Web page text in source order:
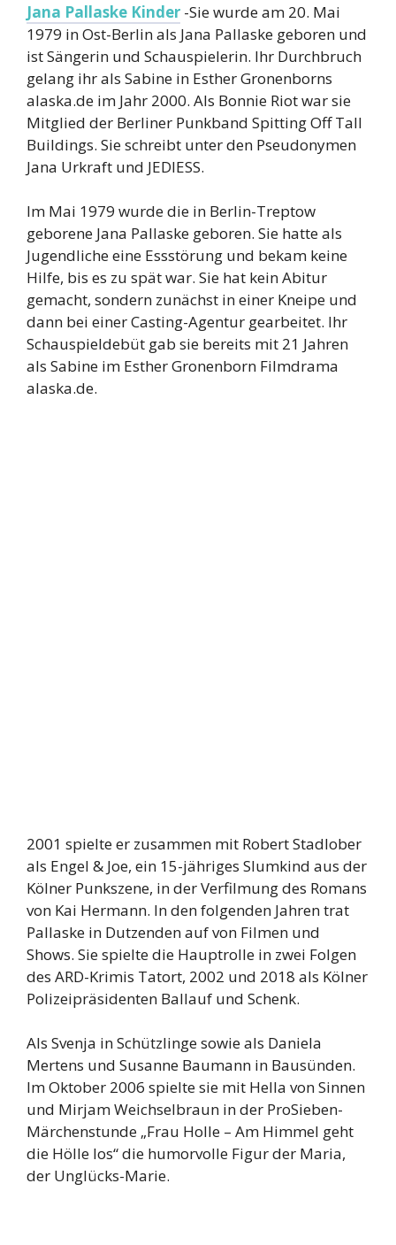
Jana Pallaske Kinder -Sie wurde am 20. Mai
1979 in Ost-Berlin als Jana Pallaske geboren und
ist Sängerin und Schauspielerin. Ihr Durchbruch
gelang ihr als Sabine in Esther Gronenborns
alaska.de im Jahr 2000. Als Bonnie Riot war sie
Mitglied der Berliner Punkband Spitting Off Tall
Buildings. Sie schreibt unter den Pseudonymen
Jana Urkraft und JEDIESS.
Im Mai 1979 wurde die in Berlin-Treptow
geborene Jana Pallaske geboren. Sie hatte als
Jugendliche eine Essstörung und bekam keine
Hilfe, bis es zu spät war. Sie hat kein Abitur
gemacht, sondern zunächst in einer Kneipe und
dann bei einer Casting-Agentur gearbeitet. Ihr
Schauspieldebüt gab sie bereits mit 21 Jahren
als Sabine im Esther Gronenborn Filmdrama
alaska.de.
2001 spielte er zusammen mit Robert Stadlober
als Engel & Joe, ein 15-jähriges Slumkind aus der
Kölner Punkszene, in der Verfilmung des Romans
von Kai Hermann. In den folgenden Jahren trat
Pallaske in Dutzenden auf von Filmen und
Shows. Sie spielte die Hauptrolle in zwei Folgen
des ARD-Krimis Tatort, 2002 und 2018 als Kölner
Polizeipräsidenten Ballauf und Schenk.
Als Svenja in Schützlinge sowie als Daniela
Mertens und Susanne Baumann in Bausünden.
Im Oktober 2006 spielte sie mit Hella von Sinnen
und Mirjam Weichselbraun in der ProSieben-
Märchenstunde „Frau Holle – Am Himmel geht
die Hölle los“ die humorvolle Figur der Maria,
der Unglücks-Marie.